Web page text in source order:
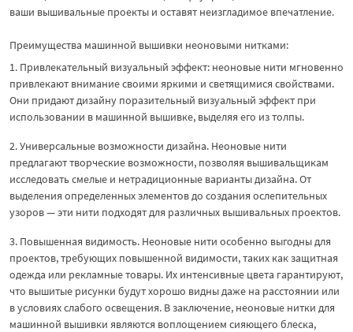
ваши вышивальные проекты и оставят неизгладимое впечатление.
Преимущества машинной вышивки неоновыми нитками:
1. Привлекательный визуальный эффект: неоновые нити мгновенно
привлекают внимание своими яркими и светящимися свойствами.
Они придают дизайну поразительный визуальный эффект при
использовании в машинной вышивке, выделяя его из толпы.
2. Универсальные возможности дизайна. Неоновые нити
предлагают творческие возможности, позволяя вышивальщикам
исследовать смелые и нетрадиционные варианты дизайна. От
выделения определенных элементов до создания ослепительных
узоров — эти нити подходят для различных вышивальных проектов.
3. Повышенная видимость. Неоновые нити особенно выгодны для
проектов, требующих повышенной видимости, таких как защитная
одежда или рекламные товары. Их интенсивные цвета гарантируют,
что вышитые рисунки будут хорошо видны даже на расстоянии или
в условиях слабого освещения. В заключение, неоновые нитки для
машинной вышивки являются воплощением сияющего блеска,